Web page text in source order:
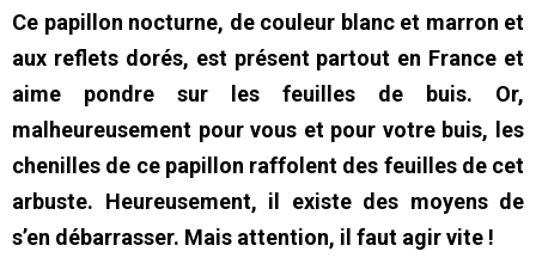
Ce papillon nocturne, de couleur blanc et marron et
aux reflets dorés, est présent partout en France et
aime pondre sur les feuilles de buis. Or,
malheureusement pour vous et pour votre buis, les
chenilles de ce papillon raffolent des feuilles de cet
arbuste. Heureusement, il existe des moyens de
s’en débarrasser. Mais attention, il faut agir vite !